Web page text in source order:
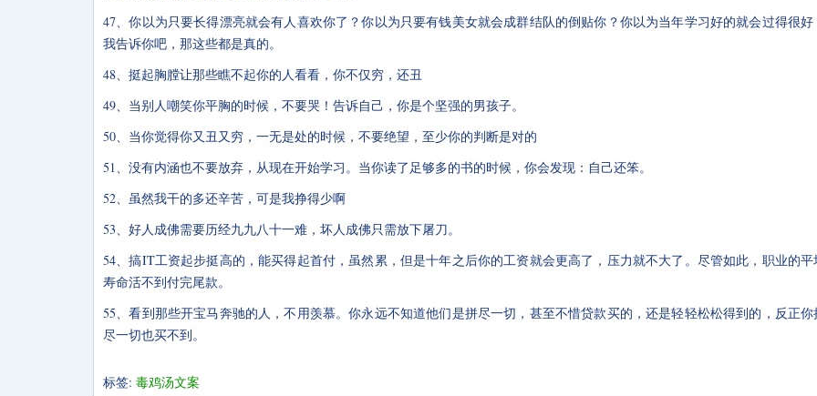
47、你以为只要长得漂亮就会有人喜欢你了？你以为只要有钱美女就会成群结队的倒贴你？你以为当年学习好的就会过得很好
我告诉你吧，那这些都是真的。
48、挺起胸膛让那些瞧不起你的人看看，你不仅穷，还丑
49、当别人嘲笑你平胸的时候，不要哭！告诉自己，你是个坚强的男孩子。
50、当你觉得你又丑又穷，一无是处的时候，不要绝望，至少你的判断是对的
51、没有内涵也不要放弃，从现在开始学习。当你读了足够多的书的时候，你会发现：自己还笨。
52、虽然我干的多还辛苦，可是我挣得少啊
53、好人成佛需要历经九九八十一难，坏人成佛只需放下屠刀。
54、搞IT工资起步挺高的，能买得起首付，虽然累，但是十年之后你的工资就会更高了，压力就不大了。尽管如此，职业的平
寿命活不到付完尾款。
55、看到那些开宝马奔驰的人，不用羡慕。你永远不知道他们是拼尽一切，甚至不惜贷款买的，还是轻轻松松得到的，反正你
尽一切也买不到。
标签: 毒鸡汤文案